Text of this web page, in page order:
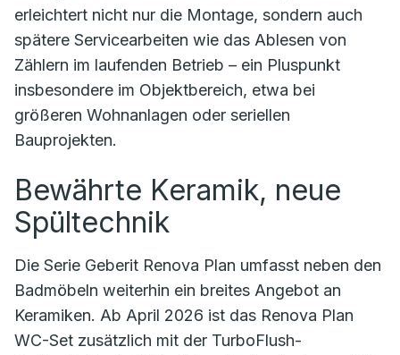
erleichtert nicht nur die Montage, sondern auch
spätere Servicearbeiten wie das Ablesen von
Zählern im laufenden Betrieb – ein Pluspunkt
insbesondere im Objektbereich, etwa bei
größeren Wohnanlagen oder seriellen
Bauprojekten.
Bewährte Keramik, neue
Spültechnik
Die Serie Geberit Renova Plan umfasst neben den
Badmöbeln weiterhin ein breites Angebot an
Keramiken. Ab April 2026 ist das Renova Plan
WC-Set zusätzlich mit der TurboFlush-